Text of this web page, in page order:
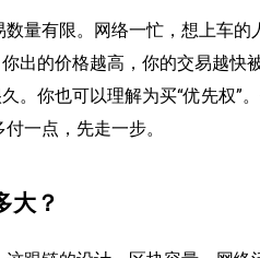
量有限。网络一忙，想上车的
出的价格越高，你的交易越快
。你也可以理解为买“优先权”
一点，先走一步。
大？